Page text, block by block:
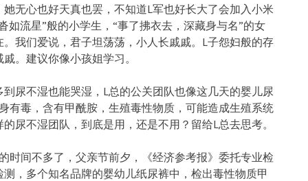
无心也好天真也罢，不知道L军也好长大了会加入小米
流星”般的小学生，“事了拂衣去，深藏身与名”的女
我们爱说，君子坦荡荡，小人长戚戚。L子怨妇般的存
。建议你像小孩姐学习。
尿不湿也能哭湿，L总的公关团队也像这几天的婴儿尿
有毒，含有甲酰胺，生殖毒性物质，可能造成生殖系统
尿不湿团队，到底是用，还是不用？留给L总去思考。
时间不多了，父亲节前夕，《经济参考报》委托专业检
，多个知名品牌的婴幼儿纸尿裤中，检出毒性物质甲